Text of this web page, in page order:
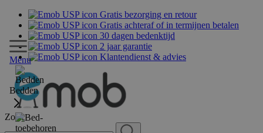
Gratis bezorging en retour
Gratis achteraf of in termijnen betalen
30 dagen bedenktijd
2 jaar garantie
Klantendienst & advies
Zoek
Menu
Bedden